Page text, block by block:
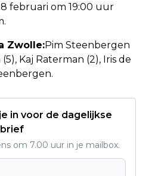
februari om 19:00 uur
Zwolle:Pim Steenbergen
Kaj Raterman (2), Iris de
in voor de dagelijkse
om 7.00 uur in je mailbox.